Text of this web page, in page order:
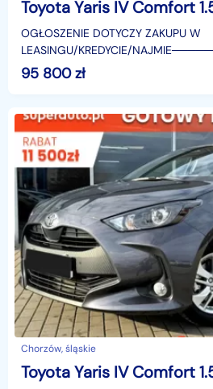
OGŁOSZENIE DOTYCZY ZAKUPU W
LEASINGU/KREDYCIE/
SUPERAUTO.PL?✔ Lider ryn
95 800zł
Chorzów, śląskie